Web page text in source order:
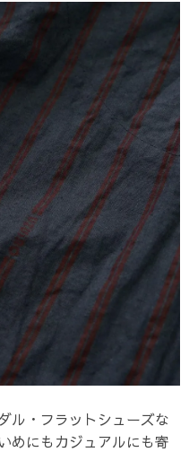
ル・フラットシューズな
めにもカジュアルにも寄